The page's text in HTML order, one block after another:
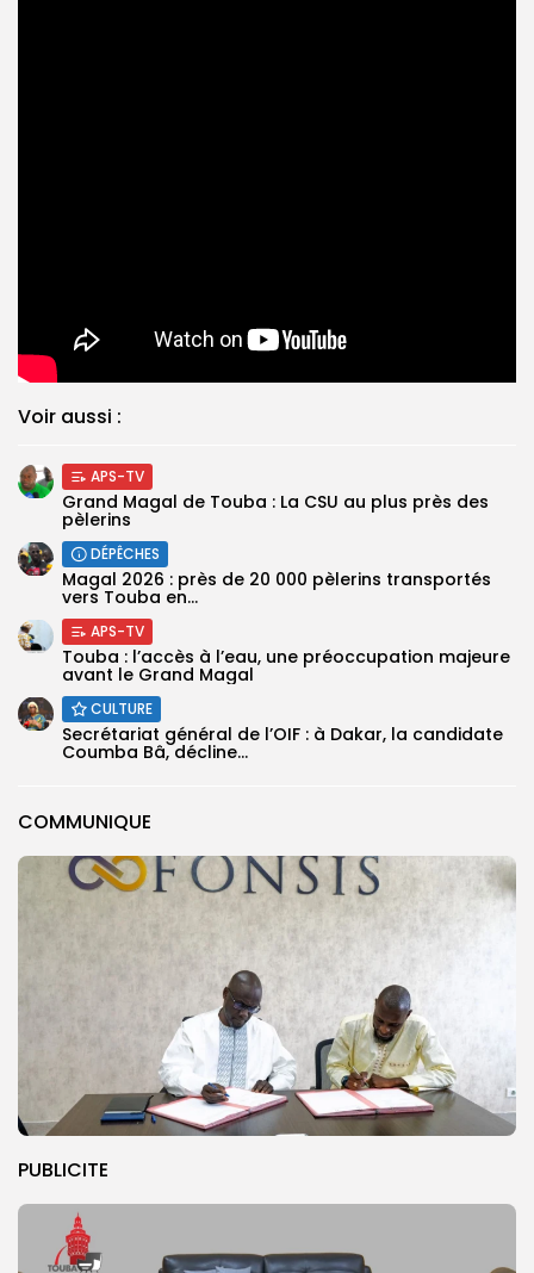
COMMUNIQUE
PUBLICITE
Voir aussi :
APS-TV
Grand Magal de Touba : La CSU au plus près des
pèlerins
DÉPÊCHES
Magal 2026 : près de 20 000 pèlerins transportés
vers Touba en...
APS-TV
Touba : l’accès à l’eau, une préoccupation majeure
avant le Grand Magal
CULTURE
Secrétariat général de l’OIF : à Dakar, la candidate
Coumba Bâ, décline...